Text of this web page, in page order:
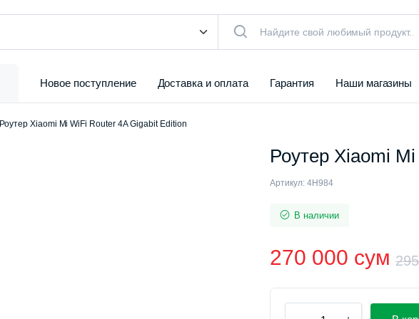
Новое поступление Доставка и оплата Гарантия Наши магазины
Роутер Xiaomi Mi WiFi Router 4A Gigabit Edition
Роутер Xiaomi
Артикул: 4H984
В наличии
270 000 сум